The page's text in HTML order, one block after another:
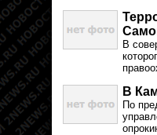
В
В
По